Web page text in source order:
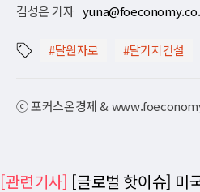
김성은 기자
#달원자로 #달기지건설
ⓒ 포커스온경제 &
[관련기사] [글로벌 핫이슈] 미